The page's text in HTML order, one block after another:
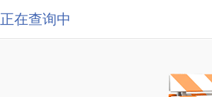
正在查询中